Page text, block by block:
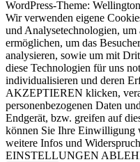
WordPress-Theme:
Wir verwenden eigene
und Analysetechnologien,
ermöglichen, um das
analysieren, sowie um mit
diese Technologien für uns
individualisieren und deren
AKZEPTIEREN klicken,
personenbezogenen Daten
Endgerät, bzw. greifen auf
können Sie Ihre Einwilligung
weitere Infos und
EINSTELLUNGEN